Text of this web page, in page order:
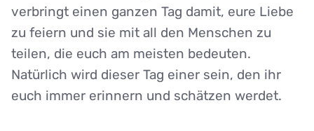
verbringt einen ganzen Tag damit, eure Liebe
zu feiern und sie mit all den Menschen zu
teilen, die euch am meisten bedeuten.
Natürlich wird dieser Tag einer sein, den ihr
euch immer erinnern und schätzen werdet.